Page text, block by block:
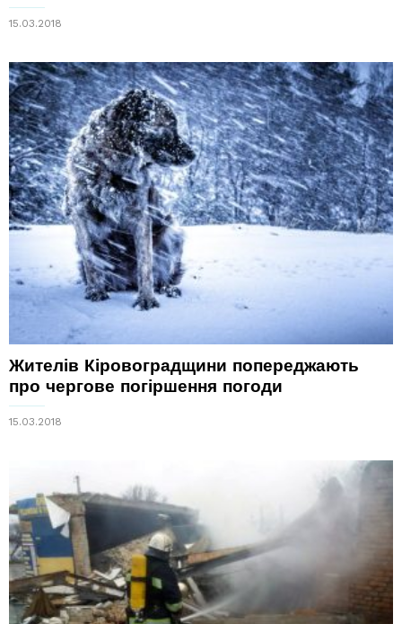
15.03.2018
Жителів Кіровоградщини попереджають
про чергове погіршення погоди
15.03.2018